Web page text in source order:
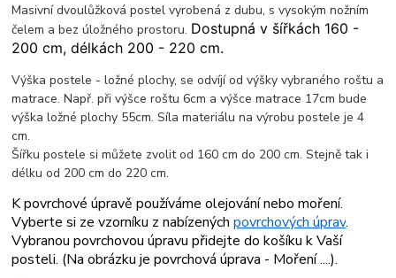
Masivní dvoulůžková postel vyrobená z dubu, s vysokým nožním
čelem a bez úložného prostoru. Dostupná v šířkách 160 -
200 cm, délkách 200 - 220 cm.
Výška postele - ložné plochy, se odvíjí od výšky vybraného roštu a
matrace. Např. při výšce roštu 6cm a výšce matrace 17cm bude
výška ložné plochy 55cm. Síla materiálu na výrobu postele je 4
cm.
Šířku postele si můžete zvolit od 160 cm do 200 cm. Stejně tak i
délku od 200 cm do 220 cm.
K povrchové úpravě používáme olejování nebo moření.
Vyberte si ze vzorníku z nabízenýchpovrchových úprav.
Vybranou povrchovou úpravu přidejte do košíku k Vaší
posteli. (Na obrázku je povrchová úprava - Moření ....).